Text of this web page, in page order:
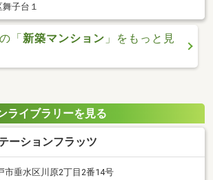
子台１
「 新築マンション 」をもっと見
ライブラリーを見る
ーションフラッツ
市垂水区川原2丁目2番14号